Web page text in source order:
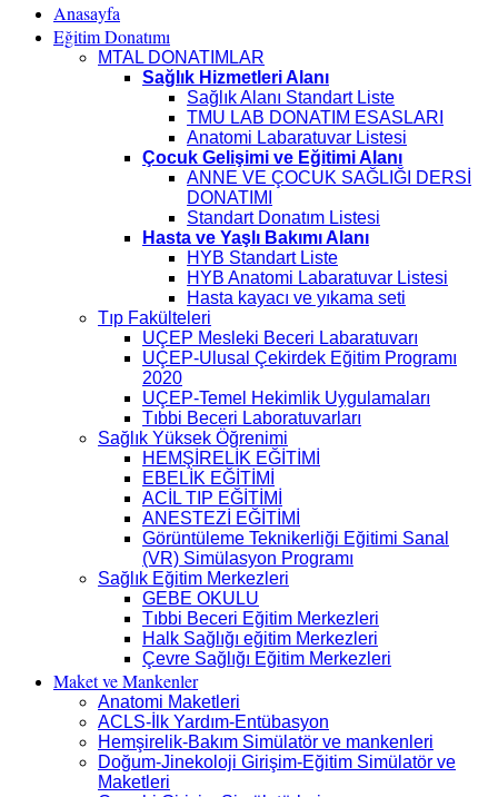
Anasayfa
Eğitim Donatımı
MTAL DONATIMLAR
Sağlık Hizmetleri Alanı
Sağlık Alanı Standart Liste
TMU LAB DONATIM ESASLARI
Anatomi Labaratuvar Listesi
Çocuk Gelişimi ve Eğitimi Alanı
ANNE VE ÇOCUK SAĞLIĞI DERSİ
DONATIMI
Standart Donatım Listesi
Hasta ve Yaşlı Bakımı Alanı
HYB Standart Liste
HYB Anatomi Labaratuvar Listesi
Hasta kayacı ve yıkama seti
Tıp Fakülteleri
UÇEP Mesleki Beceri Labaratuvarı
UÇEP-Ulusal Çekirdek Eğitim Programı
2020
UÇEP-Temel Hekimlik Uygulamaları
Tıbbi Beceri Laboratuvarları
Sağlık Yüksek Öğrenimi
HEMŞİRELİK EĞİTİMİ
EBELİK EĞİTİMİ
ACİL TIP EĞİTİMİ
ANESTEZİ EĞİTİMİ
Görüntüleme Teknikerliği Eğitimi Sanal
(VR) Simülasyon Programı
Sağlık Eğitim Merkezleri
GEBE OKULU
Tıbbi Beceri Eğitim Merkezleri
Halk Sağlığı eğitim Merkezleri
Çevre Sağlığı Eğitim Merkezleri
Maket ve Mankenler
Anatomi Maketleri
ACLS-İlk Yardım-Entübasyon
Hemşirelik-Bakım Simülatör ve mankenleri
Doğum-Jinekoloji Girişim-Eğitim Simülatör ve
Maketleri